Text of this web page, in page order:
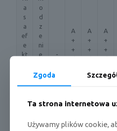
a
s
a
ef
e
kt
o
d
z
e
ni
e
g
a
-
A
+
+
/
A
+
+
/
+
A
+
+
/
+
Zgoda
Ta strona internetowa
Używamy plików cookie,